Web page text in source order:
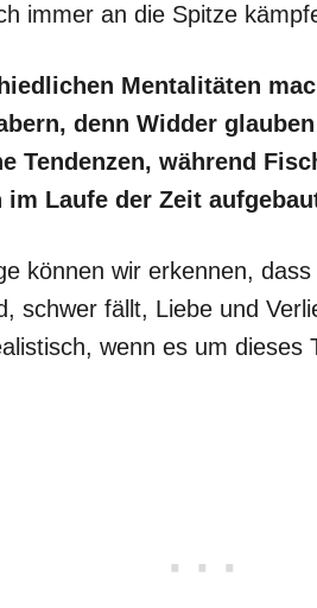
immer an die Spitze
Mentalitäten
denn Widder
Tendenzen, während
im Laufe der Zeit
können wir erkennen,
schwer fällt, Liebe und
wenn es um dieses